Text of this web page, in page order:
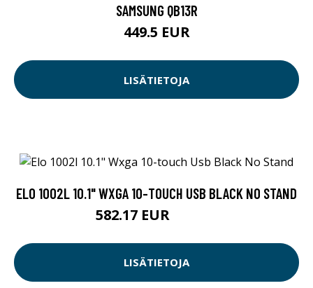
SAMSUNG QB13R
449.5 EUR
LISÄTIETOJA
ELO 1002L 10.1" WXGA 10-TOUCH USB BLACK NO STAND
582.17 EUR
LISÄTIETOJA